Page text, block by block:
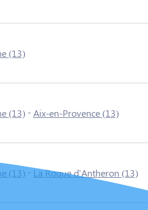
(13)
(13)-Aix-en-Provence (13)
(13)-La Roque d'Antheron (13)